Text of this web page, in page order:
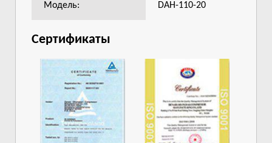
Модель:
DAH-110-20
Сертификаты